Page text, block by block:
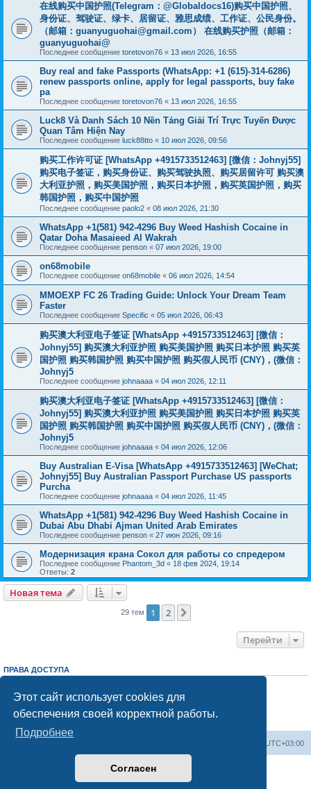
Этот сайт использует cookies для
обеспечения своей корректной работы.
Подробнее
Согласен
在线购买中国护照(Telegram：@Globaldocs16)购买中国护照、
身份证、驾驶证、绿卡、居留证、雅思成绩、工作证、公民身份。
（邮箱： guanyuguohai@gmail.com ） 在线购买护照（邮箱：
guanyuguohai@
Последнее сообщение toretovon76 « 13 июл 2026, 16:55
Buy real and fake Passports (WhatsApp: +1 (615)-314-6286)
renew passports online, apply for legal passports, buy fake
pa
Последнее сообщение toretovon76 « 13 июл 2026, 16:55
Luck8 Và Danh Sách 10 Nền Tảng Giải Trí Trực Tuyến Được
Quan Tâm Hiện Nay
Последнее сообщение luck88tto « 10 июл 2026, 09:56
购买工作许可证 [WhatsApp +4915733512463] [微信：Johnyj55]
购买电子签证，购买身份证、购买驾驶执照、购买居留许可 购买澳
大利亚护照，购买美国护照，购买日本护照，购买英国护照，购买
韩国护照，购买中国护照
Последнее сообщение paolo2 « 08 июл 2026, 21:30
WhatsApp +1(581) 942-4296 Buy Weed Hashish Cocaine in
Qatar Doha Masaieed Al Wakrah
Последнее сообщение penson « 07 июл 2026, 19:00
on68mobile
Последнее сообщение on68mobile « 06 июл 2026, 14:54
MMOEXP FC 26 Trading Guide: Unlock Your Dream Team
Faster
Последнее сообщение Specific « 05 июл 2026, 06:43
购买澳大利亚电子签证 [WhatsApp +4915733512463] [微信：
Johnyj55] 购买澳大利亚护照 购买美国护照 购买日本护照 购买英
国护照 购买韩国护照 购买中国护照 购买假人民币 (CNY)，(微信：
Johnyj5
Последнее сообщение johnaaaa « 04 июл 2026, 12:11
购买澳大利亚电子签证 [WhatsApp +4915733512463] [微信：
Johnyj55] 购买澳大利亚护照 购买美国护照 购买日本护照 购买英
国护照 购买韩国护照 购买中国护照 购买假人民币 (CNY)，(微信：
Johnyj5
Последнее сообщение johnaaaa « 04 июл 2026, 12:06
Buy Australian E-Visa [WhatsApp +4915733512463] [WeChat;
Johnyj55] Buy Australian Passport Purchase US passports
Purcha
Последнее сообщение johnaaaa « 04 июл 2026, 11:45
WhatsApp +1(581) 942-4296 Buy Weed Hashish Cocaine in
Dubai Abu Dhabi Ajman United Arab Emirates
Последнее сообщение penson « 27 июн 2026, 09:16
Модернизация крана Сокол для работы со спредером
Последнее сообщение Phantom_3d « 18 фев 2024, 19:14
Ответы: 2
Новая тема
29 тем 1 2
Перейти
ПРАВА ДОСТУПА
Выне можетеотвечать на сообщения
Выне можетередактировать свои сообщения
Выне можетеудалять свои сообщения
добавлять вложения
UTC+03:00
Создано на основеphpBB® Forum Software © phpBB Limited
Русская поддержка phpBB